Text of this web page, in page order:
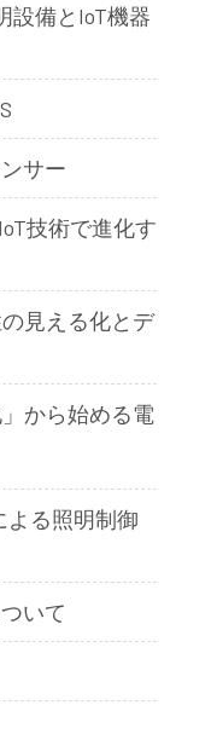
設備とIoT機器
サー
技術で進化す
見える化とデ
から始める電
よる照明制御
いて